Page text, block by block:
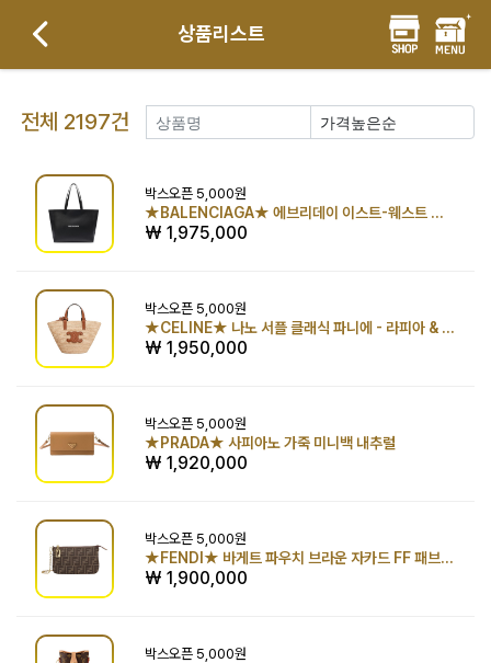
상품리스트
전체 2197건
박스오픈 5,000원
★BALENCIAGA★ 에브리데이 이스트-웨스트 토트백 블랙
₩ 1,975,000
박스오픈 5,000원
★CELINE★ 나노 서플 클래식 파니에 - 라피아 & 카프스킨 내추럴/탠
₩ 1,950,000
박스오픈 5,000원
★PRADA★ 사피아노 가죽 미니백 내추럴
₩ 1,920,000
박스오픈 5,000원
★FENDI★ 바게트 파우치 브라운 자카드 FF 패브릭 체인 클러치
₩ 1,900,000
박스오픈 5,000원